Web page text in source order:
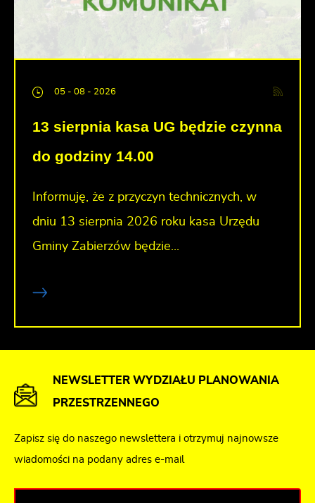
05 - 08 - 2026
13 sierpnia kasa UG będzie czynna
do godziny 14.00
Informuję, że z przyczyn technicznych, w
dniu 13 sierpnia 2026 roku kasa Urzędu
Gminy Zabierzów będzie...
NEWSLETTER WYDZIAŁU PLANOWANIA
PRZESTRZENNEGO
Zapisz się do naszego newslettera i otrzymuj najnowsze
wiadomości na podany adres e-mail